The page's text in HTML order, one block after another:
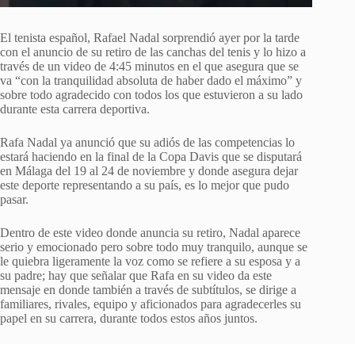
El tenista español, Rafael Nadal sorprendió ayer por la tarde
con el anuncio de su retiro de las canchas del tenis y lo hizo a
través de un video de 4:45 minutos en el que asegura que se
va “con la tranquilidad absoluta de haber dado el máximo” y
sobre todo agradecido con todos los que estuvieron a su lado
durante esta carrera deportiva.
Rafa Nadal ya anunció que su adiós de las competencias lo
estará haciendo en la final de la Copa Davis que se disputará
en Málaga del 19 al 24 de noviembre y donde asegura dejar
este deporte representando a su país, es lo mejor que pudo
pasar.
Dentro de este video donde anuncia su retiro, Nadal aparece
serio y emocionado pero sobre todo muy tranquilo, aunque se
le quiebra ligeramente la voz como se refiere a su esposa y a
su padre; hay que señalar que Rafa en su video da este
mensaje en donde también a través de subtítulos, se dirige a
familiares, rivales, equipo y aficionados para agradecerles su
papel en su carrera, durante todos estos años juntos.